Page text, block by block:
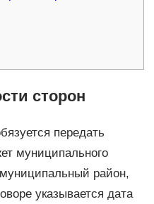
сторон
передать
муниципального
район,
указывается дата